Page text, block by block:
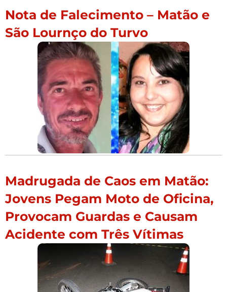
Nota de Falecimento – Matão e
São Lournço do Turvo
Madrugada de Caos em Matão:
Jovens Pegam Moto de Oficina,
Provocam Guardas e Causam
Acidente com Três Vítimas